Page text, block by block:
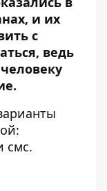
и их
с
ведь
смс.